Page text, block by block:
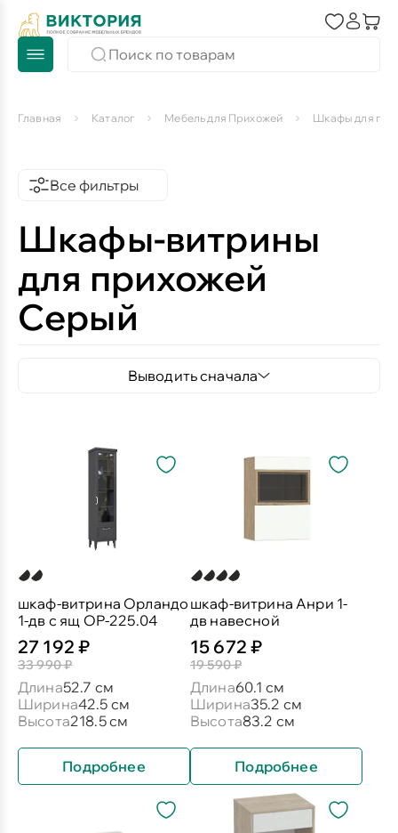
Главная Каталог Мебель для Прихожей Шкафы для
Все фильтры
Шкафы-витрины
для прихожей
Серый
Выводить сначала
шкаф-витрина Орландо
1-дв с ящ ОР-225.04
27 192 ₽
33 990 ₽
Длина52.7 см
Ширина42.5 см
Высота218.5 см
Подробнее
шкаф-витрина Анри 1-
дв навесной
15 672 ₽
19 590 ₽
Длина60.1 см
Ширина35.2 см
Высота83.2 см
Подробнее